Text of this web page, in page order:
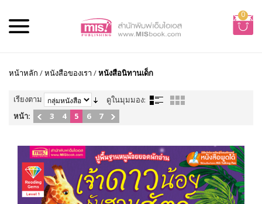
0
หน้าหลัก /หนังสือของเรา /หนังสือนิทานเด็ก
เรียงตาม
ดูในมุมมอง:
หน้า:
3 4 5 6 7